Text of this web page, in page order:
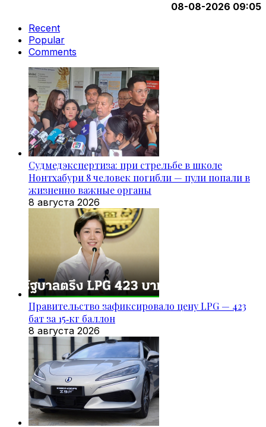
08-08-2026 09:05
Recent
Popular
Comments
Судмедэкспертиза: при стрельбе в школе
Нонтхабури 8 человек погибли — пули попали в
жизненно важные органы
8 августа 2026
Правительство зафиксировало цену LPG — 423
бат за 15‑кг баллон
8 августа 2026